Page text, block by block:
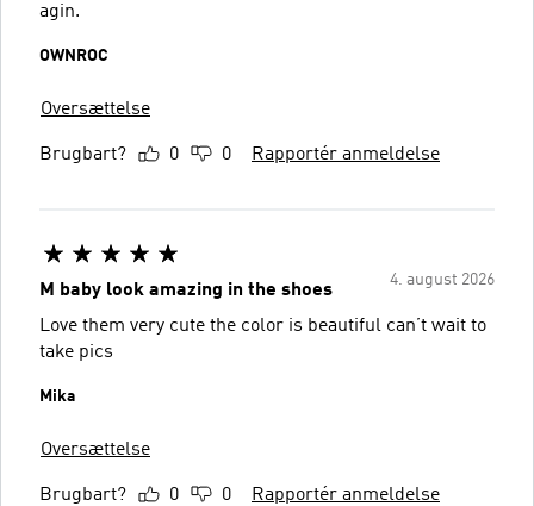
agin.
OWNROC
Oversættelse
Brugbart? 0 0 Rapportér anmeldelse
4. august 2026
M baby look amazing in the shoes
Love them very cute the color is beautiful can’t wait to
take pics
Mika
Oversættelse
Brugbart? 0 0 Rapportér anmeldelse